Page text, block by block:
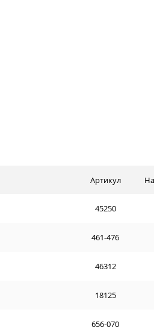
Артикул
45250
461-476
46312
18125
656-070